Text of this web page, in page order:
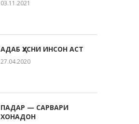
03.11.2021
АДАБ ҲУСНИ ИНСОН АСТ
27.04.2020
ПАДАР — САРВАРИ
ХОНАДОН